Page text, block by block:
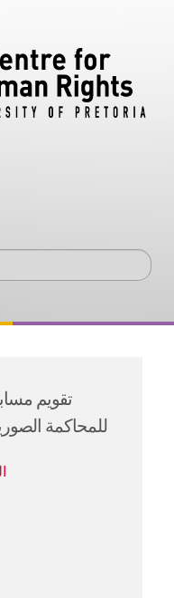
تقويم
للمحاكمة